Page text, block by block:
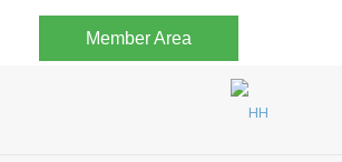
Member Area